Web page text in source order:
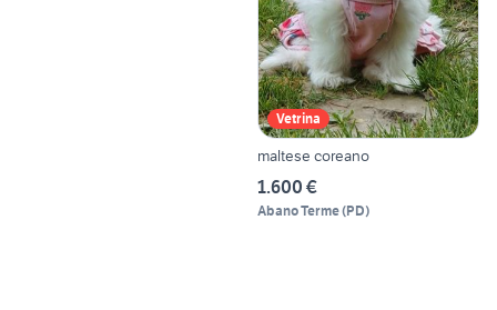
Vetrina
maltese coreano
1.600 €
Abano Terme(PD)